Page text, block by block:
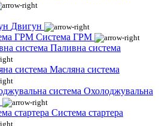
Двигун
Система ГРМ
Паливна система
Масляна система
Охолоджувальна
Система стартера